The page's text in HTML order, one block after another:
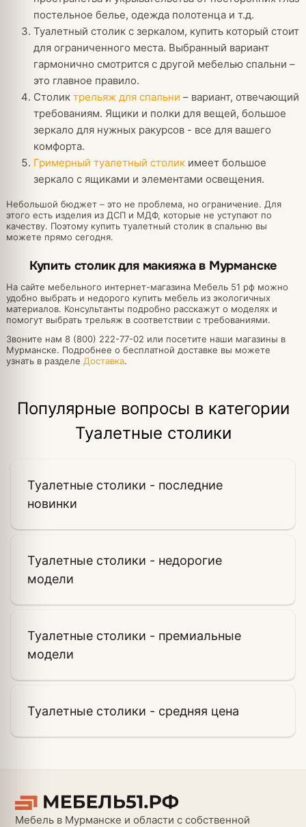
постельное белье, одежда полотенца и т.д.
Туалетный столик с зеркалом, купить который стоит
для ограниченного места. Выбранный вариант
гармонично смотрится с другой мебелью спальни –
это главное правило.
Столик трельяж для спальни – вариант, отвечающий
требованиям. Ящики и полки для вещей, большое
зеркало для нужных ракурсов - все для вашего
комфорта.
Гримерный туалетный столикимеет большое
зеркало с ящиками и элементами освещения.
Небольшой бюджет – это не проблема, но ограничение. Для
этого есть изделия из ДСП и МДФ, которые не уступают по
качеству. Поэтому купить туалетный столик в спальню вы
можете прямо сегодня.
Купить столик для макияжа в Мурманске
На сайте мебельного интернет-магазина Мебель 51 рф можно
удобно выбрать и недорого купить мебель из экологичных
материалов. Консультанты подробно расскажут о моделях и
помогут выбрать трельяж в соответствии с требованиями.
Звоните нам 8 (800) 222-77-02 или посетите наши магазины в
Мурманске. Подробнее о бесплатной доставке вы можете
узнать в разделе Доставка.
Популярные вопросы в категории
Туалетные столики
Туалетные столики - последние
новинки
Туалетные столики - недорогие
модели
Туалетные столики - премиальные
модели
Туалетные столики - средняя цена
Мебель в Мурманске и области с собственной